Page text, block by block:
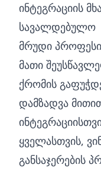
ინტეგრაციის
სავალდებულო
მრუდი
მათი
ქრომის
დამზადვა
ყველასთვის,
განსაჯერების